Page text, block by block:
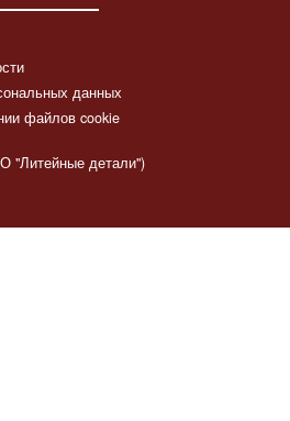
данных
файлов cookie
детали")